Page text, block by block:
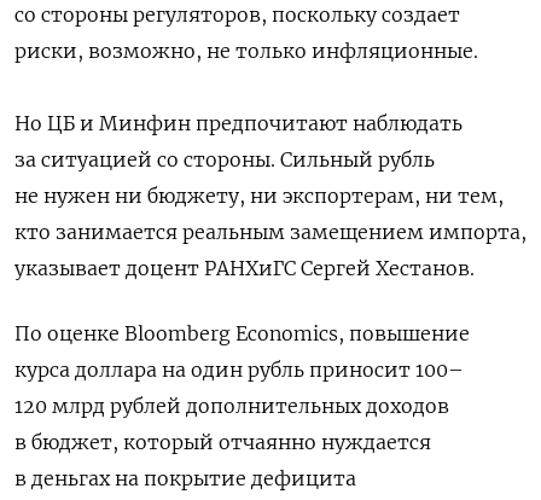
со стороны регуляторов, поскольку создает
риски, возможно, не только инфляционные.
Но ЦБ и Минфин предпочитают наблюдать
за ситуацией со стороны. Сильный рубль
не нужен ни бюджету, ни экспортерам, ни тем,
кто занимается реальным замещением импорта,
указывает доцент РАНХиГС Сергей Хестанов.
По оценке Bloomberg Economics, повышение
курса доллара на один рубль приносит 100–
120 млрд рублей дополнительных доходов
в бюджет, который отчаянно нуждается
в деньгах на покрытие дефицита